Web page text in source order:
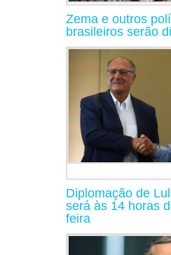
Zema e outros
brasileiros serão
Diplomação de
será às 14 horas
feira